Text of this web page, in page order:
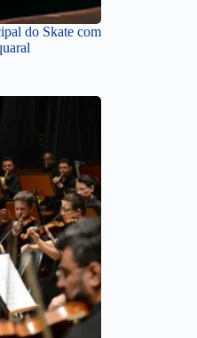
do Skate com